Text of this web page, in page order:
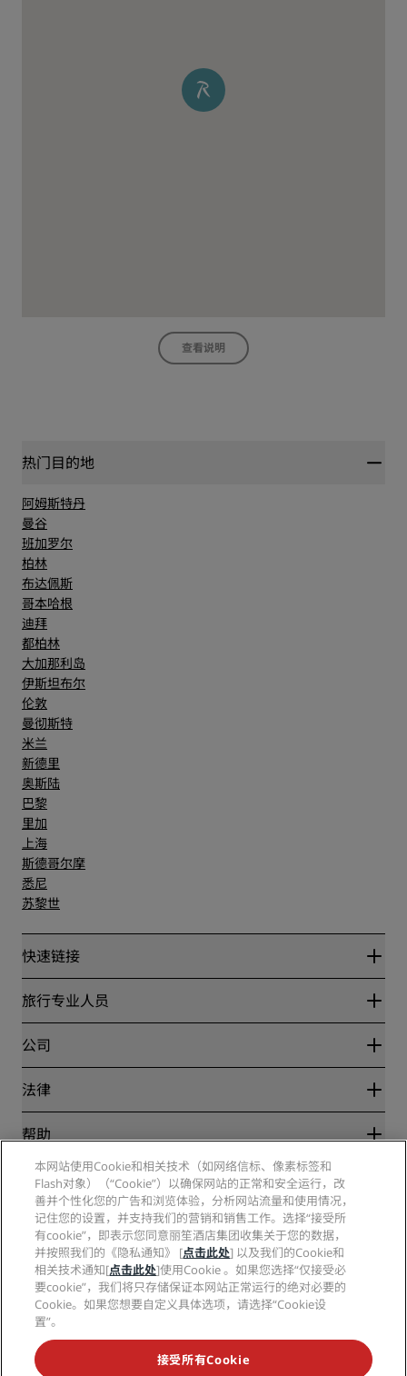
查看说明
热门目的地
阿姆斯特丹
曼谷
班加罗尔
柏林
布达佩斯
哥本哈根
迪拜
都柏林
大加那利岛
伊斯坦布尔
伦敦
曼彻斯特
米兰
新德里
奥斯陆
巴黎
里加
上海
斯德哥尔摩
悉尼
苏黎世
快速链接
丽赏会
Blog
目的地
丽笙酒店集团APP
体育认证酒店
家庭友好型酒店
健康与安全
旅行专业人员
合作伙伴
公司
丽笙酒店集团
工作机会 RHG
工作机会 PPHE
工作机会 EHL
The Club by RHG
发展机会
责任经营
采购
法律
隐私中心
丽赏会条款和条件
网站使用协议
数字无障碍
现代奴隶制声明
帮助
消费者警示
联系方式
常见问题
网站地图
社交媒体
丽笙酒店集团品牌
本网站使用Cookie和相关技术（如网络信标、像素标签和
Flash对象）（“Cookie”）以确保网站的正常和安全运行，改
善并个性化您的广告和浏览体验，分析网站流量和使用情况，
记住您的设置，并支持我们的营销和销售工作。选择“接受所
有cookie”，即表示您同意丽笙酒店集团收集关于您的数据，
并按照我们的《隐私通知》 [点击此处] 以及我们的Cookie和
相关技术通知[点击此处]使用Cookie 。如果您选择“仅接受必
要cookie”，我们将只存储保证本网站正常运行的绝对必要的
Cookie。如果您想要自定义具体选项，请选择“Cookie设
置”。
接受所有Cookie